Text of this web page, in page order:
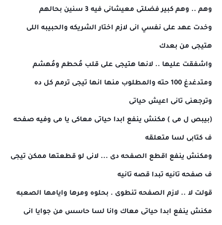
وهم .. وهم كبير فضلتى معيشانى فيه 3 سنين بحالهم
وخدت عهد على نفسي انى لازم اختار الشريكه والحبيبه اللى
هتيجى من بعدك
واشفقت عليها .. لانها هتيجى على قلب مُحطم ومُهشم
ومتدغدغ 100 حته والمطلوب منها انها تيجى ترمم كل ده
وترجعنى تانى اعيش حياتى
(بيبص ل مى ) مكنش ينفع ابدا حياتى معاكى يا مى وفيه صفحه
ف كتابى لسا متعلقه
ومكنش ينفع اقطع الصفحه دى ... لانى لو قطعتها ممكن تيجى
ف صفحه تانيه تبدا قصه تانيه
قولت لا .. لازم الصفحه تنطوى . بحلوه ومرها وايامها الصعبه
مكنش ينفع ابدا حياتى معاك وانا لسا حاسس من جوايا انى